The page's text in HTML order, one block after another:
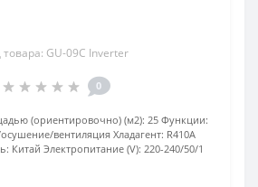
товара: GU-09C Inverter
0
(ориентировочно) (м2): 25 Функции:
вентиляция Хладагент: R410А
Китай Электропитание (V): 220-240/50/1